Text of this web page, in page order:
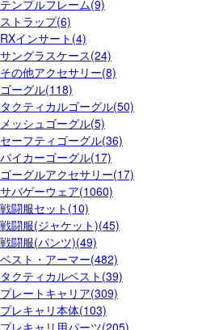
テンプルフレーム(9)
ストラップ(6)
RXインサート(4)
サングラスケース(24)
その他アクセサリー(8)
ゴーグル(118)
タクティカルゴーグル(50)
メッシュゴーグル(5)
セーフティゴーグル(36)
バイカーゴーグル(17)
ゴーグルアクセサリー(17)
サバゲーウェア(1060)
戦闘服セット(10)
戦闘服(ジャケット)(45)
戦闘服(パンツ)(49)
ベスト・アーマー(482)
タクティカルベスト(39)
プレートキャリア(309)
プレキャリ本体(103)
プレキャリ用パーツ(205)